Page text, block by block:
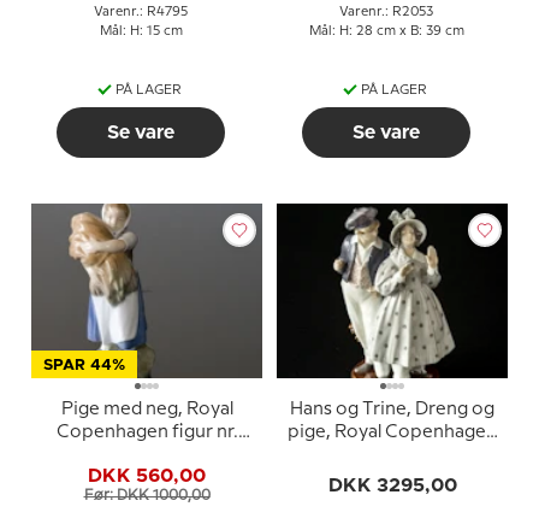
Varenr.: R4795
Mål: H: 15 cm
PÅ LAGER
Se vare
Varenr.: R2053
Mål: H: 28 cm x B: 39 cm
PÅ LAGER
Se vare
SPAR 44%
Pige med neg, Royal
Copenhagen figur nr.
DKK 560,00
Før: DKK 1000,00
Hans og Trine, Dreng og
pige, Royal Copenhagen
(1894-1922)
DKK 3295,00